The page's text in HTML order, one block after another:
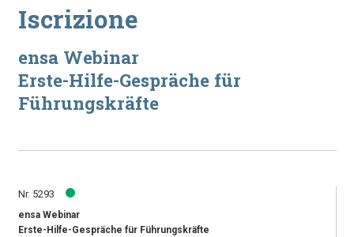
Iscrizione
ensa Webinar
Erste-Hilfe-Gespräche für
Führungskräfte
Nr. 5293
ensa Webinar
Erste-Hilfe-Gespräche für Führungskräfte